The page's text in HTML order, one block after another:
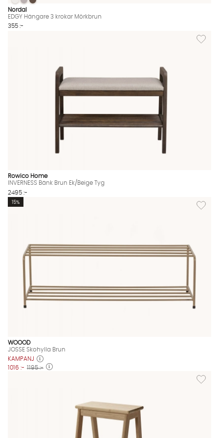
EDGY Hängare 3 krokar Mörkbrun Finns även i dessa färger:
EDGY Hängare 3 krokar Mörkbrun
EDGY Hängare 3 krokar Mörkbrun
EDGY Hängare 3 krokar Mörkbrun
Nordal
EDGY Hängare 3 krokar Mörkbrun
355 :-
Lägg
Rowico Home
INVERNESS Bänk Brun Ek/Beige Tyg
2495 :-
Lägg
15%
WOOOD
JOSSE Skohylla Brun
KAMPANJ
1016 :- 1195 :-
Lägg